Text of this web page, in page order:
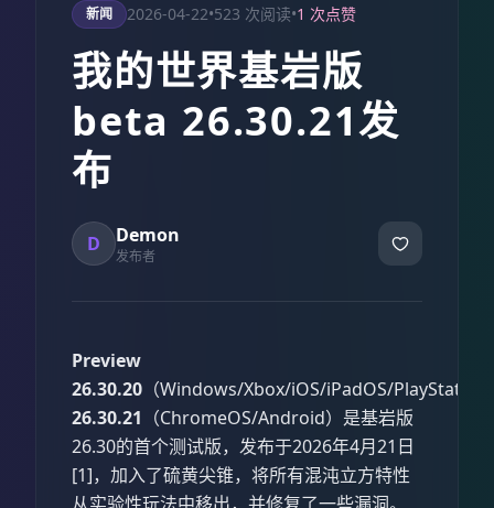
新闻 2026-04-22•523 次阅读•1 次点赞
我的世界基岩版
beta 26.30.21发
布
D Demon
发布者
Preview
26.30.20 （Windows/Xbox/iOS/iPadOS/
26.30.21 （ChromeOS/Android）是基岩版
26.30的首个测试版，发布于2026年4月21日
[1]，加入了硫黄尖锥，将所有混沌立方特性